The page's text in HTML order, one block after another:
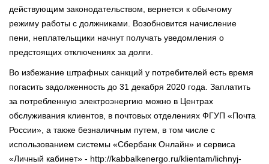
действующим законодательством, вернется к обычному
режиму работы с должниками. Возобновится начисление
пени, неплательщики начнут получать уведомления о
предстоящих отключениях за долги.
Во избежание штрафных санкций у потребителей есть время
погасить задолженность до 31 декабря 2020 года. Заплатить
за потребленную электроэнергию можно в Центрах
обслуживания клиентов, в почтовых отделениях ФГУП «Почта
России», а также безналичным путем, в том числе с
использованием системы «Сбербанк Онлайн» и сервиса
«Личный кабинет» - http://kabbalkenergo.ru/klientam/lichnyj-